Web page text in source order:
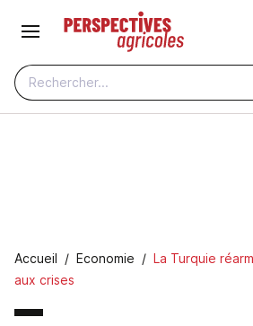
Aller au contenu principal
Rechercher...
Fil d'Ariane
Accueil Economie
La Turquie
aux crises